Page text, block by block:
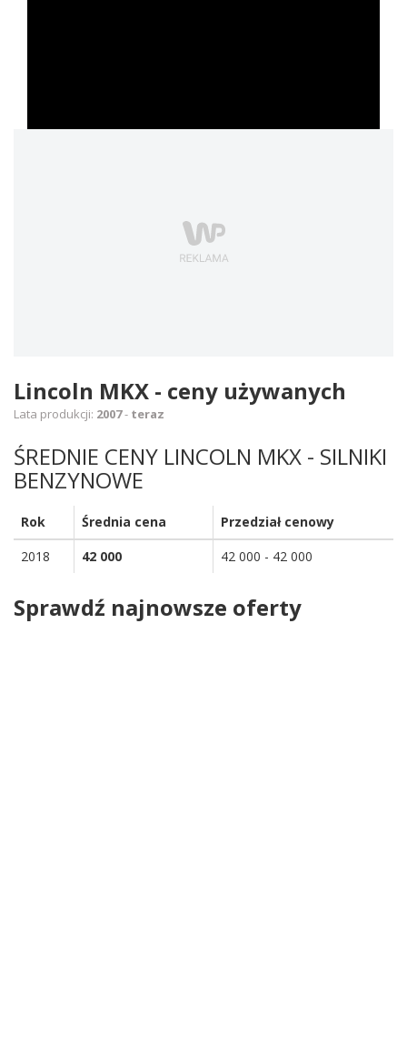
Lincoln MKX - ceny używanych
Lata produkcji: 2007- teraz
ŚREDNIE CENY LINCOLN MKX - SILNIKI
BENZYNOWE
Rok Średnia cena
Przedział cenowy
2018
42 000 42 000 - 42 000
Sprawdź najnowsze oferty